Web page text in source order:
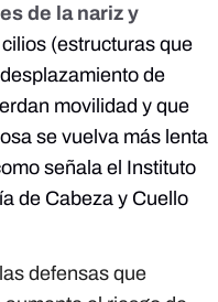
de la nariz y
(estructuras que
de
movilidad y que
se vuelva más lenta
señala el Instituto
de Cabeza y Cuello
defensas que